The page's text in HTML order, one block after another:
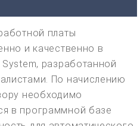
платы
и качественно в
разработанной
По начислению
необходимо
в программной базе